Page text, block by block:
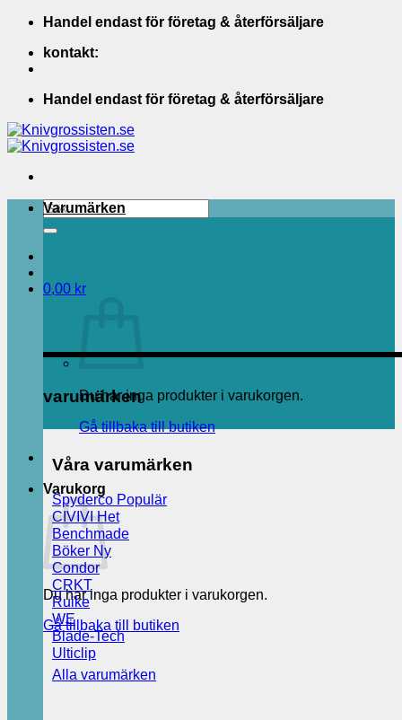
Skip
content
Handel endast för företag & återförsäljare
kontakt:
Handel endast för företag & återförsäljare
Sök
efter:
0,00 kr
Du har inga produkter i varukorgen.
Gå tillbaka till butiken
Varukorg
Du har inga produkter i varukorgen.
Gå tillbaka till butiken
Varumärken
varumärken
Våra varumärken
Spyderco
CIVIVI
Benchmade
Böker
Condor
CRKT
Ruike
WE
Blade-Tech
Ulticlip
Alla varumärken